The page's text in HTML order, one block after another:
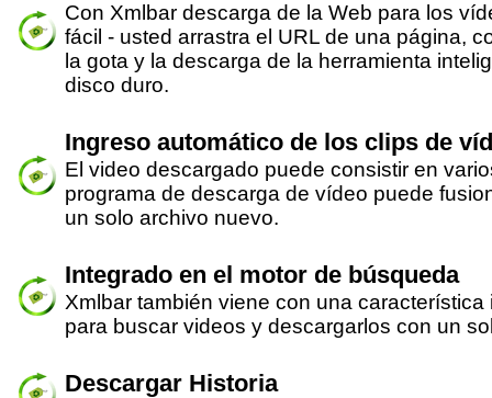
Con Xmlbar descarga de la Web para los
fácil - usted arrastra el URL de una página,
la gota y la descarga de la herramienta
disco duro.
Ingreso automático de los clips de
El video descargado puede consistir en
programa de descarga de vídeo puede
un solo archivo nuevo.
Integrado en el motor de búsqueda
Xmlbar también viene con una
para buscar videos y descargarlos con un
Descargar Historia